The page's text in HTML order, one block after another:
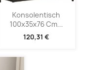
Konsolentisch
100x35x76 Cm...
120,31 €